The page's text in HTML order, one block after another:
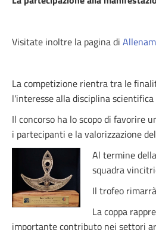
Visitate inoltre la pagina di
La competizione rientra tra le
l'interesse alla disciplina
Il concorso ha lo scopo di favorire
i partecipanti e la valorizzazione
Al termine
squadra
Il trofeo
La coppa
importante contributo nei settori